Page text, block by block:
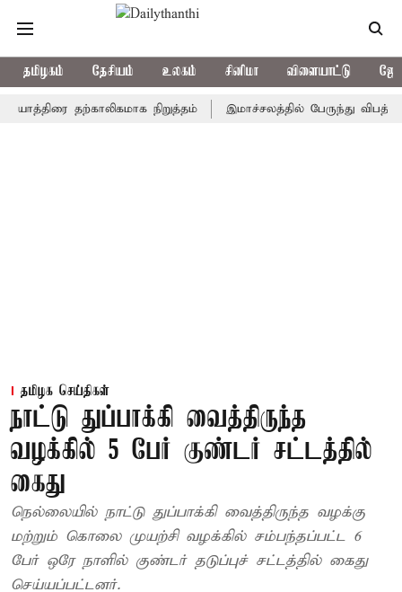
தமிழகம் தேசியம் உலகம் சினிமா விளையாட்டு
தற்காலிகமாக நிறுத்தம் இமாச்சலத்தில் பேருந்து விபத்து; 7
தமிழக செய்திகள்
நாட்டு துப்பாக்கி வைத்திருந்த
வழக்கில் 5 பேர் குண்டர் சட்டத்தில்
கைது
நெல்லையில் நாட்டு துப்பாக்கி வைத்திருந்த வழக்கு
மற்றும் கொலை முயற்சி வழக்கில் சம்பந்தப்பட்ட 6
பேர் ஒரே நாளில் குண்டர் தடுப்புச் சட்டத்தில் கைது
செய்யப்பட்டனர்.